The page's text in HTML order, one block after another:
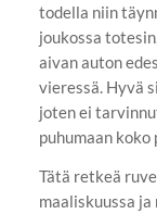
todella niin
joukossa
aivan auton
vieressä. Hyvä
joten ei
puhumaan koko
Tätä retkeä
maaliskuussa